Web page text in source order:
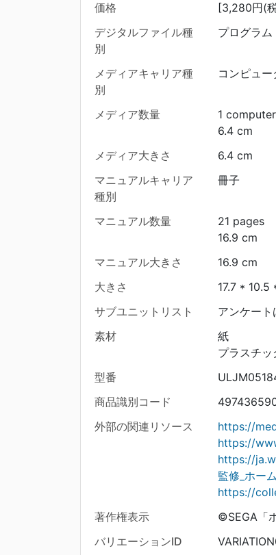
価格
[3,280円(
デジタルファイル種
別
プログラ
メディアキャリア種
別
コンピュ
メディア数量
1
6.4 cm
メディア大きさ
6.4 cm
マニュアルキャリア
種別
冊子
マニュアル数量
21 pages
16.9 cm
マニュアル大きさ
16.9 cm
大きさ
17.7 * 10.5
サブユニットリスト
アンケート
素材
紙
プラスチッ
型番
商品識別コード
外部の関連リソース
https://
https://
https://
監修_ホー
https://
著作権表示
©SEGA「
バリエーションID